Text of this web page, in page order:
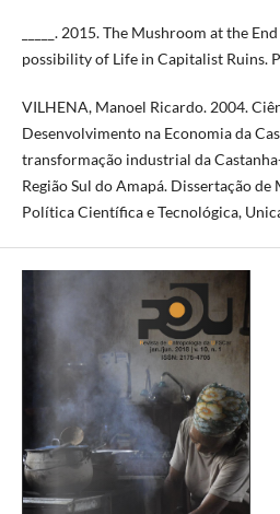
_____. 2015. The Mushroom at the
possibility of Life in Capitalist Ruins.
VILHENA, Manoel Ricardo. 2004.
Desenvolvimento na Economia da
transformação industrial da
Região Sul do Amapá. Dissertação
Política Científica e Tecnológica,